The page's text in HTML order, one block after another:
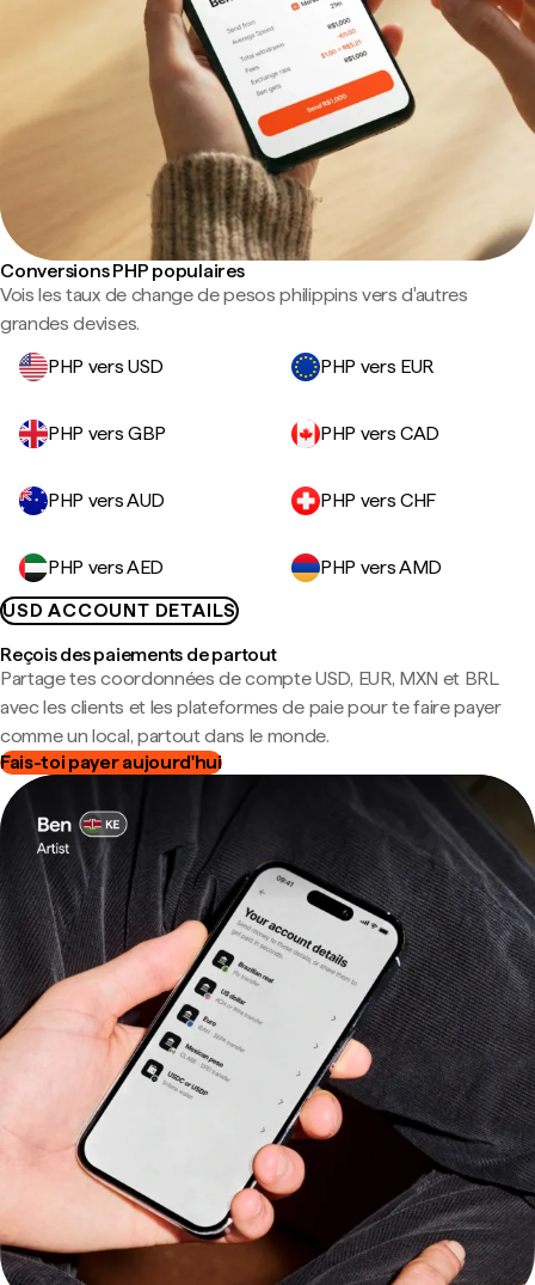
Conversions PHP populaires
Vois les taux de change de pesos philippins vers d'autres
grandes devises.
PHP vers USD
PHP vers EUR
PHP vers GBP PHP vers CAD
PHP vers AUD PHP vers CHF
PHP vers AED
PHP vers AMD
USD ACCOUNT DETAILS
Reçois des paiements de partout
Partage tes coordonnées de compte USD, EUR, MXN et BRL
avec les clients et les plateformes de paie pour te faire payer
comme un local, partout dans le monde.
Fais-toi payer aujourd'hui